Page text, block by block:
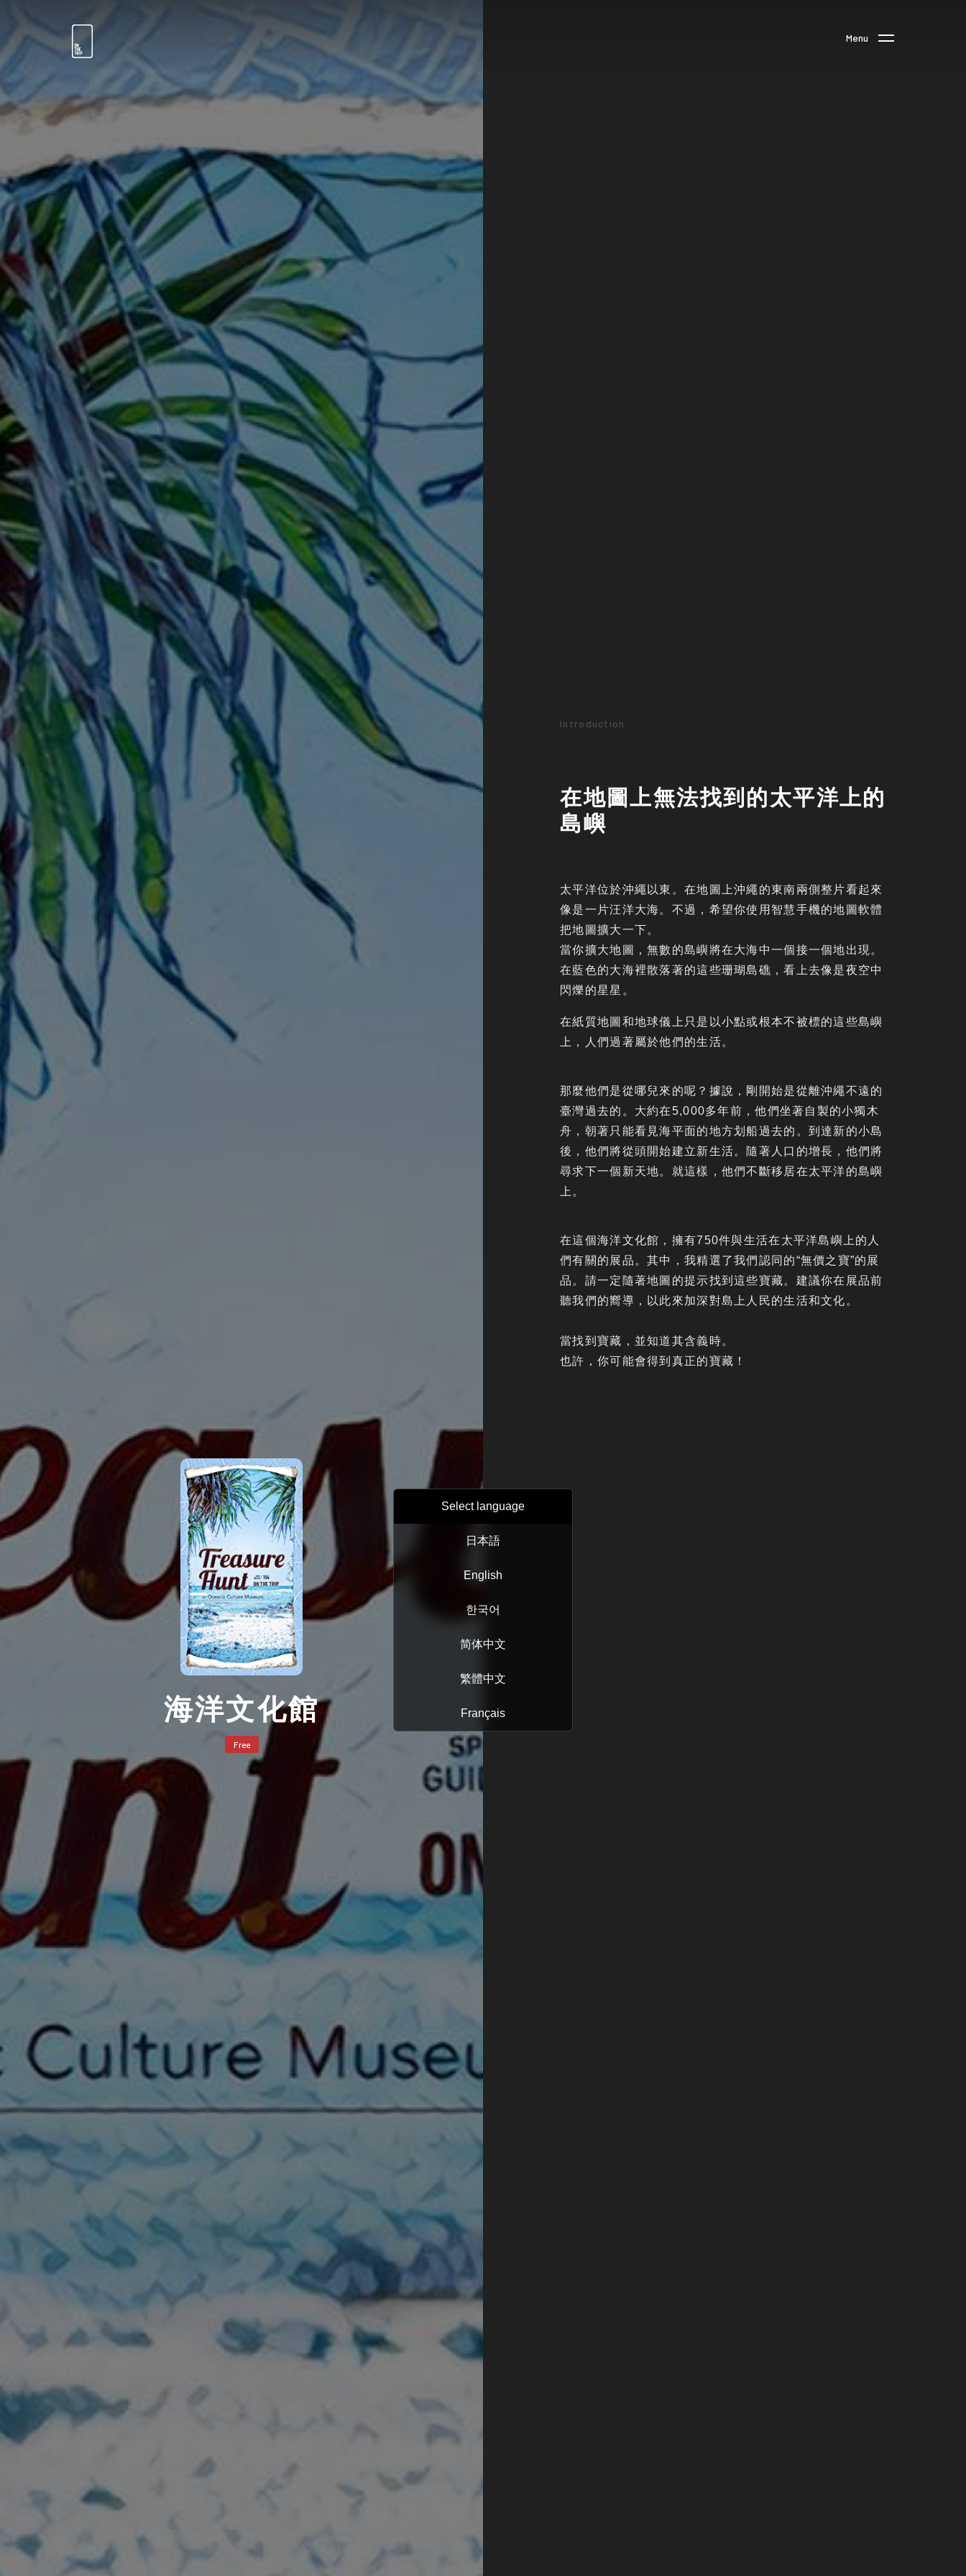
海洋文化館
Free
Introduction
在地圖上無法找到的太平洋上的
島嶼
太平洋位於沖繩以東。在地圖上沖繩的東南兩側整片看起來
像是一片汪洋大海。不過，希望你使用智慧手機的地圖軟體
把地圖擴大一下。
當你擴大地圖，無數的島嶼將在大海中一個接一個地出現。
在藍色的大海裡散落著的這些珊瑚島礁，看上去像是夜空中
閃爍的星星。
在紙質地圖和地球儀上只是以小點或根本不被標的這些島嶼
上，人們過著屬於他們的生活。
那麼他們是從哪兒來的呢？據說，剛開始是從離沖繩不遠的
臺灣過去的。大約在5,000多年前，他們坐著自製的小獨木
舟，朝著只能看見海平面的地方划船過去的。到達新的小島
後，他們將從頭開始建立新生活。隨著人口的增長，他們將
尋求下一個新天地。就這樣，他們不斷移居在太平洋的島嶼
上。
在這個海洋文化館，擁有750件與生活在太平洋島嶼上的人
們有關的展品。其中，我精選了我們認同的“無價之寶”的展
品。請一定隨著地圖的提示找到這些寶藏。建議你在展品前
聽我們的嚮導，以此來加深對島上人民的生活和文化。
當找到寶藏，並知道其含義時。
也許，你可能會得到真正的寶藏！
Select language
日本語
English
한국어
简体中文
繁體中文
Français